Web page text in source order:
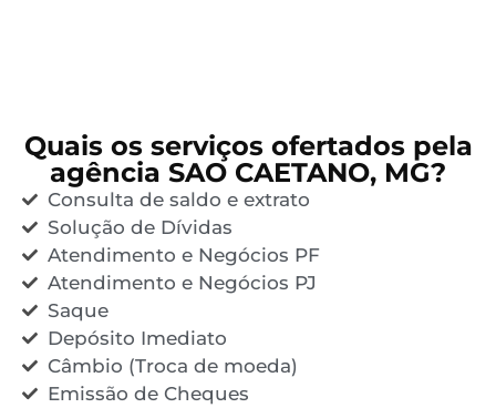
Quais os serviços ofertados pela
agência SAO CAETANO, MG?
Consulta de saldo e extrato
Solução de Dívidas
Atendimento e Negócios PF
Atendimento e Negócios PJ
Saque
Depósito Imediato
Câmbio (Troca de moeda)
Emissão de Cheques